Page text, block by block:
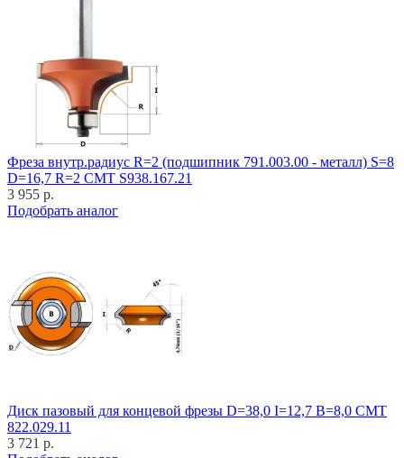
Фреза внутр.радиус R=2 (подшипник 791.003.00 - металл) S=8
D=16,7 R=2 CMT S938.167.21
3 955 р.
Подобрать аналог
Диск пазовый для концевой фрезы D=38,0 I=12,7 B=8,0 CMT
822.029.11
3 721 р.